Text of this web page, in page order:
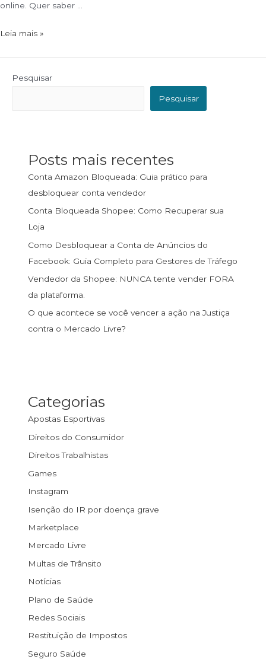
online. Quer saber …
Leia mais »
Pesquisar
Pesquisar
Posts mais recentes
Conta Amazon Bloqueada: Guia prático para
desbloquear conta vendedor
Conta Bloqueada Shopee: Como Recuperar sua
Loja
Como Desbloquear a Conta de Anúncios do
Facebook: Guia Completo para Gestores de Tráfego
Vendedor da Shopee: NUNCA tente vender FORA
da plataforma.
O que acontece se você vencer a ação na Justiça
contra o Mercado Livre?
Categorias
Apostas Esportivas
Direitos do Consumidor
Direitos Trabalhistas
Games
Instagram
Isenção do IR por doença grave
Marketplace
Mercado Livre
Multas de Trânsito
Notícias
Plano de Saúde
Redes Sociais
Restituição de Impostos
Seguro Saúde